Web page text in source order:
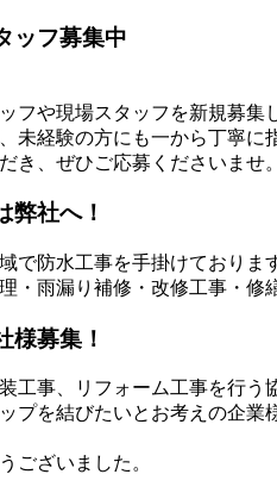
ッフ募集中
フや現場スタッフを新規募集
未経験の方にも一から丁寧に
き、ぜひご応募くださいませ。
弊社へ！
で防水工事を手掛けておりま
・雨漏り補修・改修工事・修
様募集！
工事、リフォーム工事を行う
プを結びたいとお考えの企業
ございました。